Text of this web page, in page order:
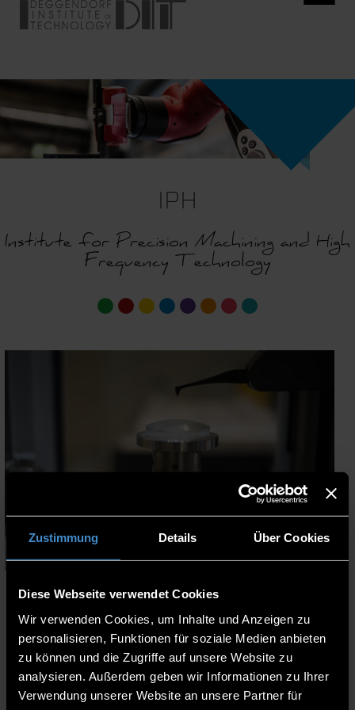
Zustimmung Details Über Cookies
Diese Webseite verwendet Cookies
Wir verwenden Cookies, um Inhalte und Anzeigen zu
personalisieren, Funktionen für soziale Medien anbieten
zu können und die Zugriffe auf unsere Website zu
analysieren. Außerdem geben wir Informationen zu Ihrer
Verwendung unserer Website an unsere Partner für
IPH
Institute for Precision Machining and High
Frequency Technology
Engineering/Mechatronics and Electrical
Engineering/Media Technology, the Optical
Engineering Laboratory (LOE) at the Deggendorf and
Teisnach sites has made a name for itself in the
optics industry since 2002.
Whether process development and optimization,